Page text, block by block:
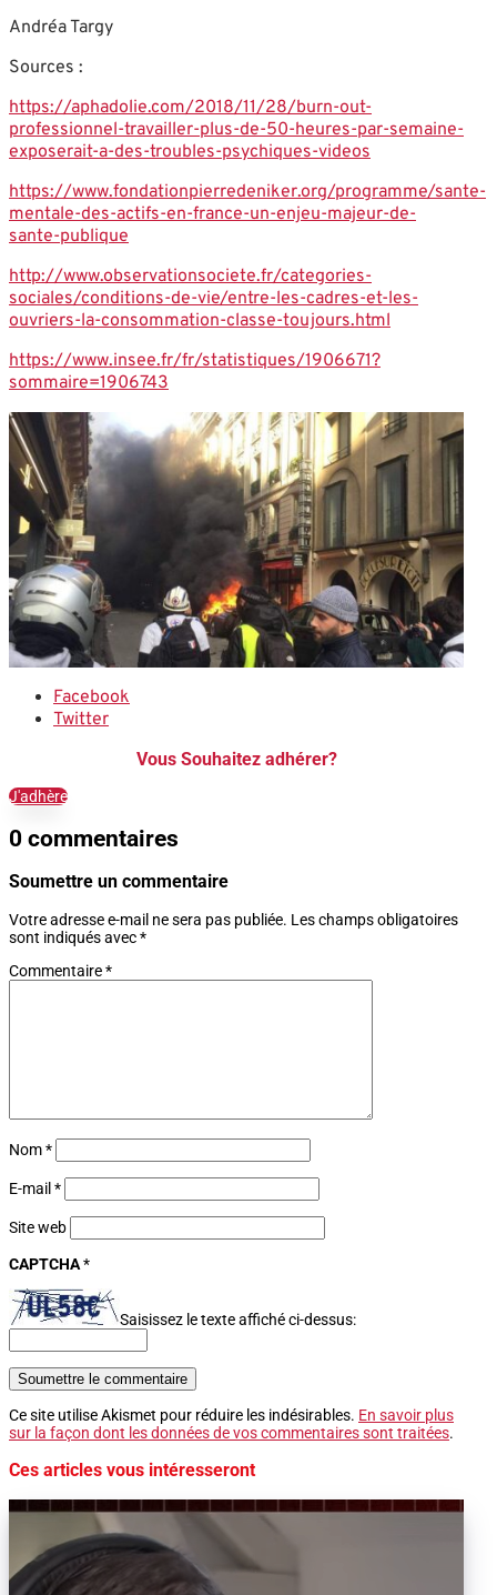
Andréa Targy
Sources :
https://aphadolie.com/2018/11/28/burn-out-
professionnel-travailler-plus-de-50-heures-par-semaine-
exposerait-a-des-troubles-psychiques-videos
https://www.fondationpierredeniker.org/programme/sante-
mentale-des-actifs-en-france-un-enjeu-majeur-de-
sante-publique
http://www.observationsociete.fr/categories-
sociales/conditions-de-vie/entre-les-cadres-et-les-
ouvriers-la-consommation-classe-toujours.html
https://www.insee.fr/fr/statistiques/1906671?
sommaire=1906743
Facebook
Twitter
Vous Souhaitez adhérer?
J'adhère
0 commentaires
Soumettre un commentaire
Votre adresse e-mail ne sera pas publiée. Les champs obligatoires
sont indiqués avec*
Commentaire*
Nom*
E-mail *
Site web
CAPTCHA*
Saisissez le texte affiché ci-dessus:
Soumettre le commentaire
Ce site utilise Akismet pour réduire les indésirables. En savoir plus
sur la façon dont les données de vos commentaires sont traitées.
Ces articles vous intéresseront